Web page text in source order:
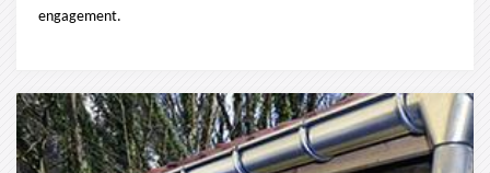
engagement.